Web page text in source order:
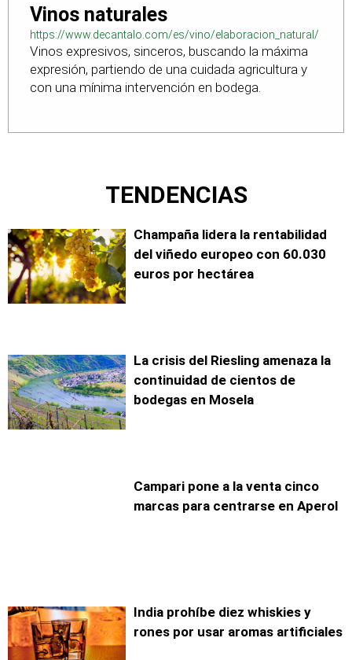
Vinos naturales
https://www.decantalo.com/es/vino/elaboracion_natural/
Vinos expresivos, sinceros, buscando la máxima
expresión, partiendo de una cuidada agricultura y
con una mínima intervención en bodega.
TENDENCIAS
Champaña lidera la rentabilidad
del viñedo europeo con 60.030
euros por hectárea
La crisis del Riesling amenaza la
continuidad de cientos de
bodegas en Mosela
Campari pone a la venta cinco
marcas para centrarse en Aperol
India prohíbe diez whiskies y
rones por usar aromas artificiales